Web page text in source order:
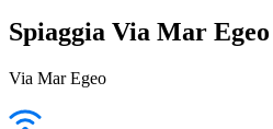
Spiaggia Via Mar Egeo
Via Mar Egeo